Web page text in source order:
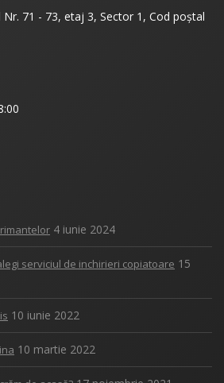
71 - 73, etaj 3, Sector 1, Cod poștal
4 iunie 2024
serviciul de inchirieri copiatoare 15
10 iunie 2022
10 martie 2022